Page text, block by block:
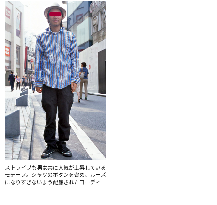
ストライプも男女共に人気が上昇している
モチーフ。シャツのボタンを留め、ルーズ
になりすぎないよう配慮されたコーディネ